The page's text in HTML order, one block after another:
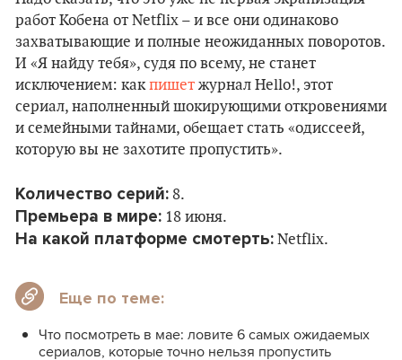
работ Кобена от Netflix – и все они одинаково
захватывающие и полные неожиданных поворотов.
И «Я найду тебя», судя по всему, не станет
исключением: какпишет журнал Hello!, этот
сериал, наполненный шокирующими откровениями
и семейными тайнами, обещает стать «одиссеей,
которую вы не захотите пропустить».
Количество серий: 8.
Премьера в мире: 18 июня.
На какой платформе смотерть: Netflix.
Еще по теме:
Что посмотреть в мае: ловите 6 самых ожидаемых
сериалов, которые точно нельзя пропустить